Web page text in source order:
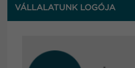
VÁLLALATUNK LOGÓJA